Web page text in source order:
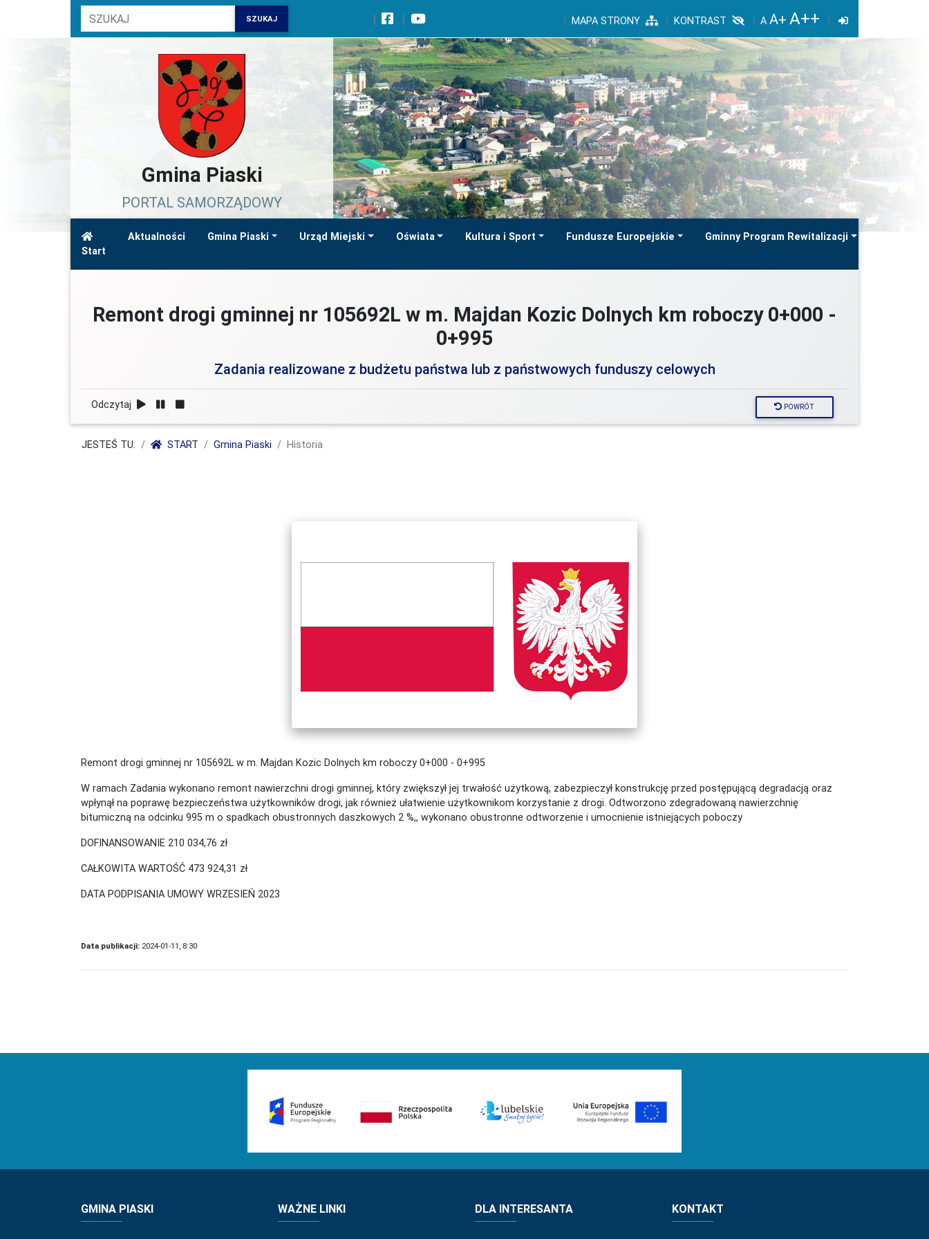
Przejdź do wyszukiwarki
Przejdź do treści głównej
Przejdź do stopki
Przejdź do menu górnego
Przejdź do mapy serwisu
SZUKAJ MAPA STRONY KONTRAST
Gmina Piaski
PORTAL SAMORZĄDOWY
Start
Aktualności Gmina Piaski Urząd Miejski Oświata Kultura i Sport Fundusze Europejskie Gminny Program Rewitalizacji
Remont drogi gminnej nr 105692L w m. Majdan Kozic Dolnych km roboczy 0+000 -
0+995
Zadania realizowane z budżetu państwa lub z państwowych funduszy celowych
Odczytaj POWRÓT
JESTEŚ TU: START Gmina Piaski Historia
Remont drogi gminnej nr 105692L w m. Majdan Kozic Dolnych km roboczy 0+000 - 0+995
W ramach Zadania wykonano remont nawierzchni drogi gminnej, który zwiększył jej trwałość użytkową, zabezpieczył konstrukcję przed postępującą degradacją oraz
wpłynął na poprawę bezpieczeństwa użytkowników drogi, jak również ułatwienie użytkownikom korzystanie z drogi. Odtworzono zdegradowaną nawierzchnię
bitumiczną na odcinku 995 m o spadkach obustronnych daszkowych 2 %,, wykonano obustronne odtworzenie i umocnienie istniejących poboczy
DOFINANSOWANIE 210 034,76 zł
CAŁKOWITA WARTOŚĆ 473 924,31 zł
DATA PODPISANIA UMOWY WRZESIEŃ 2023
Data publikacji: 2024-01-11, 8:30
GMINA PIASKI WAŻNE LINKI DLA INTERESANTA KONTAKT